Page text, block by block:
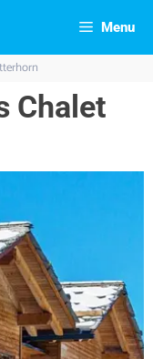
Menu
Chalet